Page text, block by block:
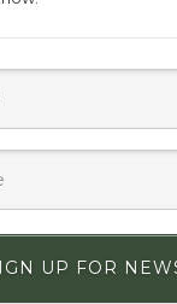
UP FOR